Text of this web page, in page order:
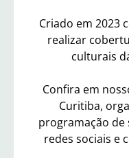
Criado em 2023
realizar
culturais
Confira em
Curitiba,
programação de
redes sociais e